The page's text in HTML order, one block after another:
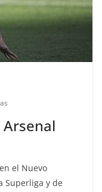
el Nuevo
Superliga y de